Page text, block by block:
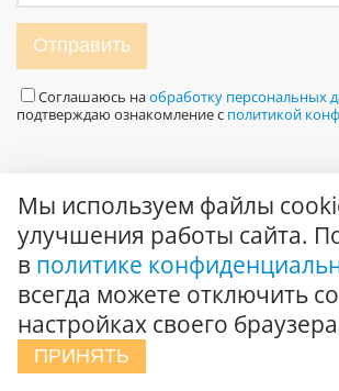
Отправить
Соглашаюсь наобработку персональных
подтверждаю ознакомление с политикой
О компании
Вакансии
Сертификаты и награды
Карта сайта
Мы используем файлы
улучшения работы сайта.
в политике
всегда можете отключить
настройках своего
ПРИНЯТЬ